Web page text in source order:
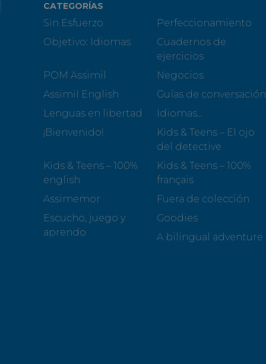
CATEGORÍAS
Sin Esfuerzo
Perfeccionamiento
Objetivo: Idiomas
Cuadernos de
ejercicios
POM Assimil
Negocios
Assimil English
Guías de conversación
Lenguas en libertad
Idiomas...
¡Bienvenido!
Kids & Teens – El ojo
del detective
Kids & Teens – 100%
english
Kids & Teens – 100%
français
Assimemor
Fuera de colección
Escucho, juego y
aprendo
Goodies
A bilingual adventure